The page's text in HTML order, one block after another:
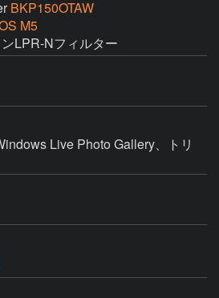
BKP150OTAW
M5
LPR-Nフィルター
Live Photo Gallery、トリ